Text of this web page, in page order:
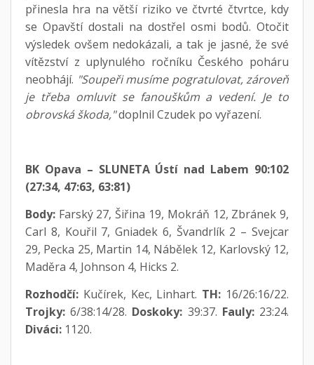
přinesla hra na větší riziko ve čtvrté čtvrtce, kdy
se Opavští dostali na dostřel osmi bodů. Otočit
výsledek ovšem nedokázali, a tak je jasné, že své
vítězství z uplynulého ročníku Českého poháru
neobhájí. "Soupeři musíme pogratulovat, zároveň
je třeba omluvit se fanouškům a vedení. Je to
obrovská škoda,"doplnil Czudek po vyřazení.
BK Opava – SLUNETA Ústí nad Labem 90:102
(27:34, 47:63, 63:81)
Body:Farský 27, Šiřina 19, Mokráň 12, Zbránek 9,
Carl 8, Kouřil 7, Gniadek 6, Švandrlík 2 – Svejcar
29, Pecka 25, Martin 14, Nábělek 12, Karlovský 12,
Maděra 4, Johnson 4, Hicks 2.
Rozhodčí:Kučírek, Kec, Linhart. TH: 16/26:16/22.
Trojky:6/38:14/28. Doskoky: 39:37. Fauly:23:24.
Diváci:1120.